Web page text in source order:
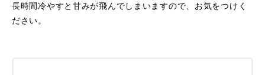
長時間冷やすと甘みが飛んでしまいますので、お気をつけく
ださい。